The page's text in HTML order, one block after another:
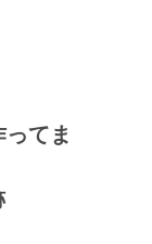
てま